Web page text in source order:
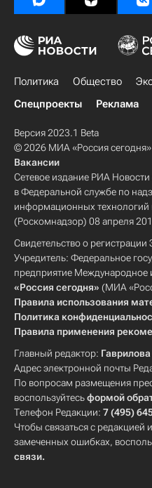
Политика Общество
Спецпроекты
Реклама
Версия 2023.1 Beta
© 2026 МИА «Россия сегодня»
Вакансии
Сетевое издание РИА Новости
в Федеральной службе по
информационных
(Роскомнадзор) 08 апреля
Свидетельство о
Учредитель: Федеральное
предприятие Международное
«Россия сегодня» (МИА
Правила использования
Политика
Правила применения
Главный редактор:
Адрес электронной почты
По вопросам размещения
воспользуйтесьформой
Телефон Редакции: 7 (495)
Чтобы связаться с редакцией
замеченных ошибках,
связи.